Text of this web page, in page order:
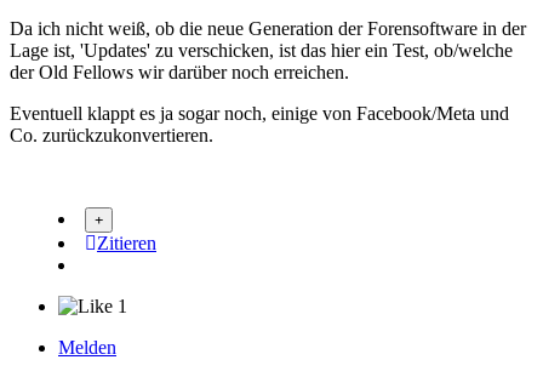
Da ich nicht weiß, ob die neue Generation der Forensoftware in der
Lage ist, 'Updates' zu verschicken, ist das hier ein Test, ob/welche
der Old Fellows wir darüber noch erreichen.
Eventuell klappt es ja sogar noch, einige von Facebook/Meta und
Co. zurückzukonvertieren.
Zitieren
1
Melden